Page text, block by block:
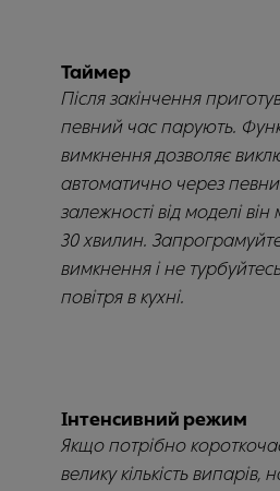
Таймер
Після закінчення
певний час парують.
вимкнення дозволяє
автоматично через
залежності від моделі
30 хвилин.
вимкнення і не
повітря в кухні.
Інтенсивний режим
Якщо потрібно
велику кількість випарів,